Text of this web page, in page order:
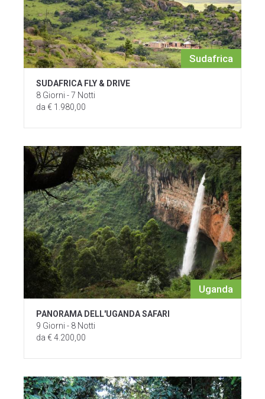
Sudafrica
SUDAFRICA FLY & DRIVE
8 Giorni - 7 Notti
da € 1.980,00
Uganda
PANORAMA DELL'UGANDA SAFARI
9 Giorni - 8 Notti
da € 4.200,00